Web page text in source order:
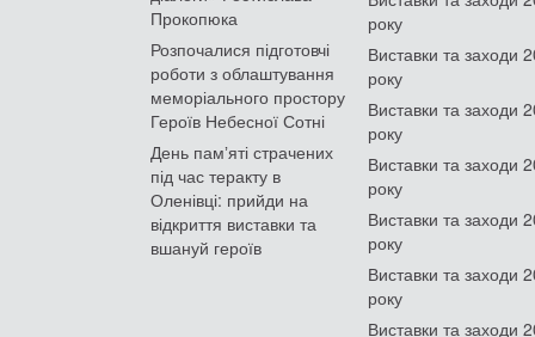
Прокопюка
Розпочалися підготовчі
роботи з облаштування
меморіального простору
Героїв Небесної Сотні
День памʼяті страчених
під час теракту в
Оленівці: прийди на
відкриття виставки та
вшануй героїв
року
Виставки та заходи
року
Виставки та заходи
року
Виставки та заходи
року
Виставки та заходи
року
Виставки та заходи
року
Виставки та заходи